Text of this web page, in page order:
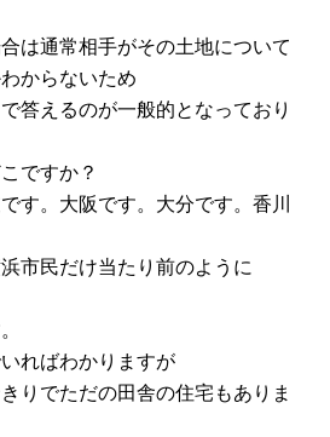
は通常相手がその土地について
からないため
答えるのが一般的となっており
ですか？
す。大阪です。大分です。香川
市民だけ当たり前のように
ればわかりますが
りでただの田舎の住宅もありま